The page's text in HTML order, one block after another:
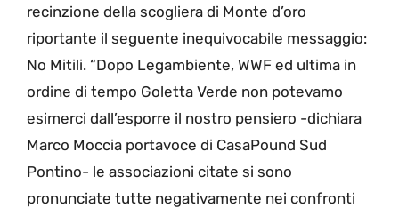
recinzione della scogliera di Monte d’oro
riportante il seguente inequivocabile messaggio:
No Mitili. “Dopo Legambiente, WWF ed ultima in
ordine di tempo Goletta Verde non potevamo
esimerci dall’esporre il nostro pensiero -dichiara
Marco Moccia portavoce di CasaPound Sud
Pontino- le associazioni citate si sono
pronunciate tutte negativamente nei confronti